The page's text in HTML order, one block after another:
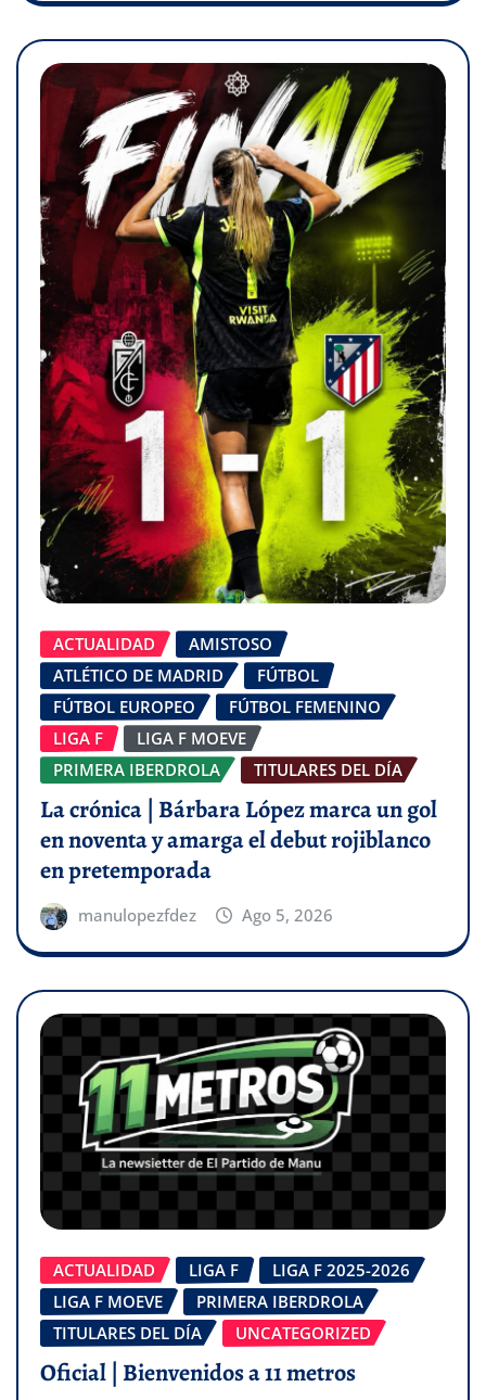
ACTUALIDAD
AMISTOSO
ATLÉTICO DE MADRID
FÚTBOL
FÚTBOL EUROPEO
FÚTBOL FEMENINO
LIGA F
LIGA F MOEVE
PRIMERA IBERDROLA
TITULARES DEL DÍA
La crónica | Bárbara López marca un gol
en noventa y amarga el debut rojiblanco
en pretemporada
manulopezfdez Ago 5, 2026
ACTUALIDAD LIGA F
LIGA F 2025-2026
LIGA F MOEVE
PRIMERA IBERDROLA
TITULARES DEL DÍA
UNCATEGORIZED
Oficial | Bienvenidos a 11 metros